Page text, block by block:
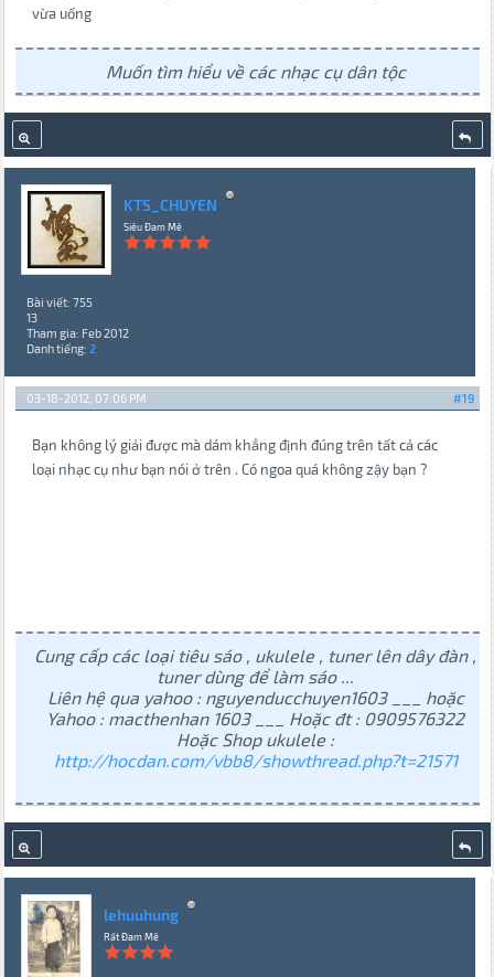
vừa uống
Muốn tìm hiểu về các nhạc cụ dân tộc
KTS_CHUYEN
Siêu Đam Mê
Bài viết: 755
13
Tham gia: Feb 2012
Danh tiếng: 2
#19
03-18-2012, 07:06 PM
Bạn không lý giải được mà dám khẳng định đúng trên tất cả các
loại nhạc cụ như bạn nói ở trên . Có ngoa quá không zậy bạn ?
Cung cấp các loại tiêu sáo , ukulele , tuner lên dây đàn ,
tuner dùng để làm sáo ...
Liên hệ qua yahoo : nguyenducchuyen1603 ___ hoặc
Yahoo : macthenhan 1603 ___ Hoặc đt : 0909576322
Hoặc Shop ukulele :
http://hocdan.com/vbb8/showthread.php?t=21571
lehuuhung
Rất Đam Mê